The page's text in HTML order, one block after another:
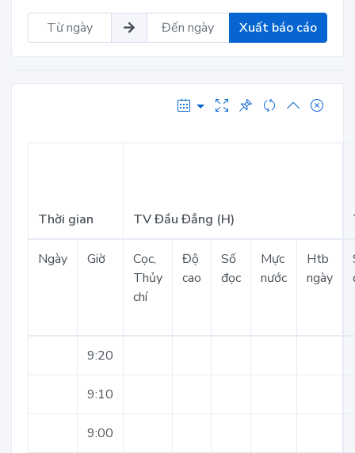
Xuất báo cáo
Thời gian TV Đầu Đẳng (H)
Ngày Giờ
Cọc,
Thủy
chí
Độ
cao
Số
đọc
Mực
nước
Htb
ngày
9:20
9:10
9:00